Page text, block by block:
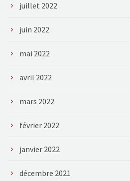
juillet 2022
juin 2022
mai 2022
avril 2022
mars 2022
février 2022
janvier 2022
décembre 2021